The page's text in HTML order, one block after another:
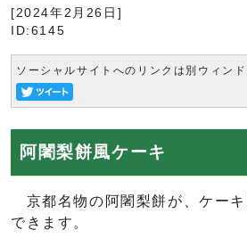
[2024年2月26日]
ID:6145
ソーシャルサイトへのリンクは別ウィン
阿闍梨餅風ケーキ
京都名物の阿闍梨餅が、ケー
できます。